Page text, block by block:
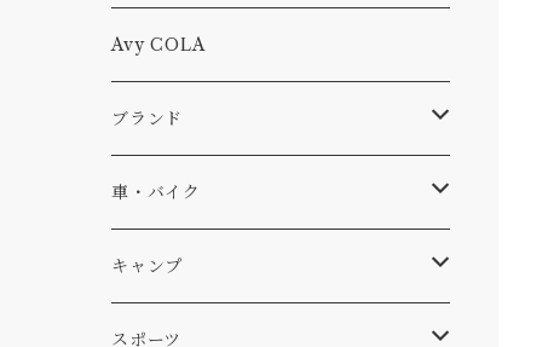
Tシャツ
キャップ、ニット
ソックス
雑貨
ステッカー
Avy COLA
ブランド
Db
サーフ
スキー
A-Frame
DOGS
Four My Self
車・バイク
車外
マット、シート
キャンプ
ファニチャー
スポーツ